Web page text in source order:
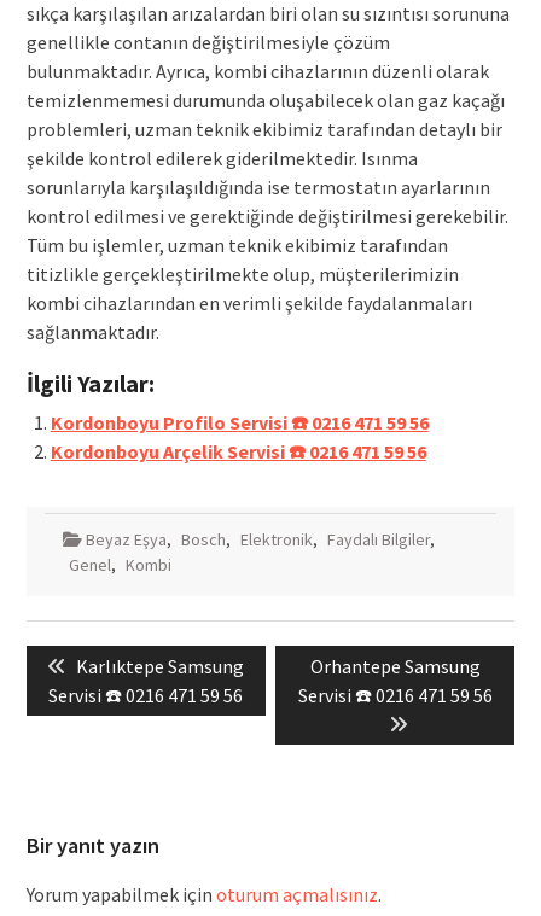
sıkça karşılaşılan arızalardan biri olan su sızıntısı sorununa
genellikle contanın değiştirilmesiyle çözüm
bulunmaktadır. Ayrıca, kombi cihazlarının düzenli olarak
temizlenmemesi durumunda oluşabilecek olan gaz kaçağı
problemleri, uzman teknik ekibimiz tarafından detaylı bir
şekilde kontrol edilerek giderilmektedir. Isınma
sorunlarıyla karşılaşıldığında ise termostatın ayarlarının
kontrol edilmesi ve gerektiğinde değiştirilmesi gerekebilir.
Tüm bu işlemler, uzman teknik ekibimiz tarafından
titizlikle gerçekleştirilmekte olup, müşterilerimizin
kombi cihazlarından en verimli şekilde faydalanmaları
sağlanmaktadır.
İlgili Yazılar:
Kordonboyu Profilo Servisi ☎️ 0216 471 59 56
Kordonboyu Arçelik Servisi ☎️ 0216 471 59 56
Beyaz Eşya, Bosch, Elektronik, Faydalı Bilgiler,
Genel, Kombi
Yazı
gezinmesi
Previous
post:
Karlıktepe Samsung
Servisi ☎️ 0216 471 59 56
Next
post:
Orhantepe Samsung
Servisi ☎️ 0216 471 59 56
Bir yanıt yazın
Yorum yapabilmek için oturum açmalısınız.